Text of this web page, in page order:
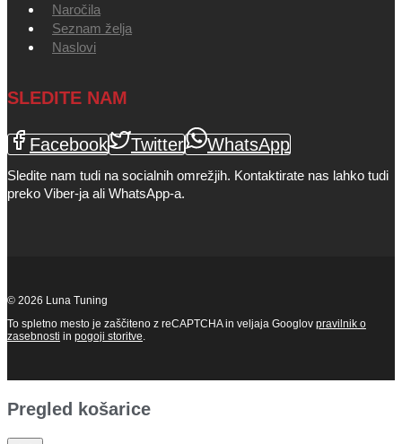
Naročila
Seznam želja
Naslovi
SLEDITE NAM
Facebook Twitter WhatsApp
Sledite nam tudi na socialnih omrežjih. Kontaktirate nas lahko tudi
preko Viber-ja ali WhatsApp-a.
© 2026 Luna Tuning
To spletno mesto je zaščiteno z reCAPTCHA in veljaja Googlov pravilnik o
zasebnosti in pogoji storitve.
Pregled košarice